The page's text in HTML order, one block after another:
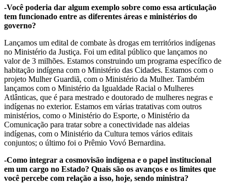
-Você poderia dar algum exemplo sobre como essa articulação
tem funcionado entre as diferentes áreas e ministérios do
governo?
Lançamos um edital de combate às drogas em territórios indígenas
no Ministério da Justiça. Foi um edital público que lançamos no
valor de 3 milhões. Estamos construindo um programa específico de
habitação indígena com o Ministério das Cidades. Estamos com o
projeto Mulher Guardiã, com o Ministério da Mulher. Também
lançamos com o Ministério da Igualdade Racial o Mulheres
Atlânticas, que é para mestrado e doutorado de mulheres negras e
indígenas no exterior. Estamos em várias tratativas com outros
ministérios, como o Ministério do Esporte, o Ministério da
Comunicação para tratar sobre a conectividade nas aldeias
indígenas, com o Ministério da Cultura temos vários editais
conjuntos; o último foi o Prêmio Vovó Bernardina.
-Como integrar a cosmovisão indígena e o papel institucional
em um cargo no Estado? Quais são os avanços e os limites que
você percebe com relação a isso, hoje, sendo ministra?